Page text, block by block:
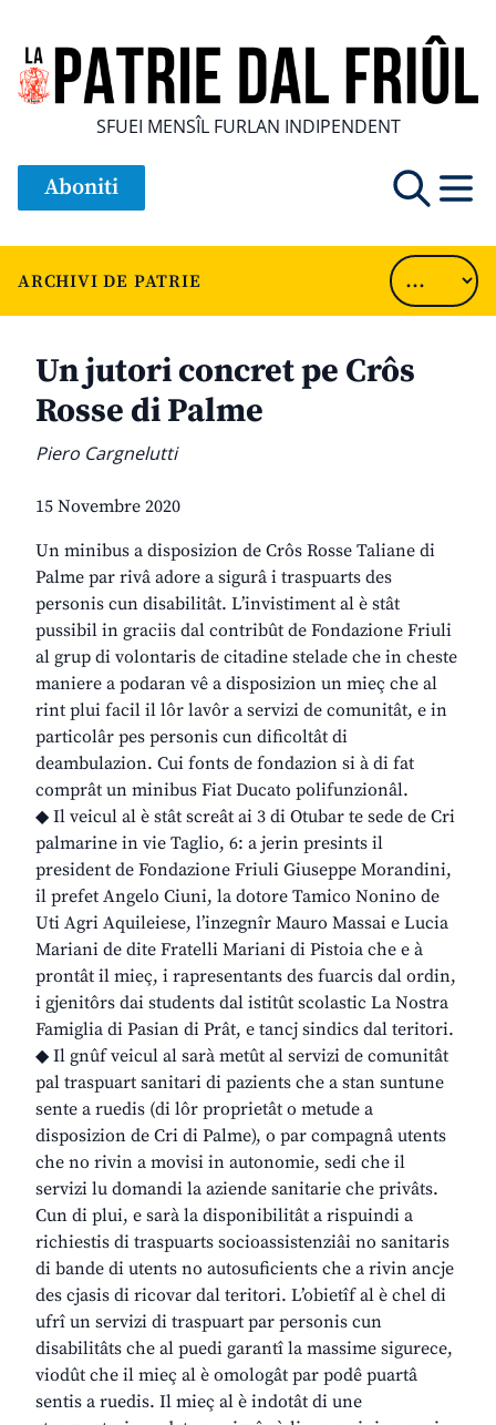
SFUEI MENSÎL FURLAN INDIPENDENT
Aboniti
ARCHIVI DE PATRIE
Un jutori concret pe Crôs
Rosse di Palme
Piero Cargnelutti
15 Novembre 2020
Un minibus a disposizion de Crôs Rosse Taliane di
Palme par rivâ adore a sigurâ i traspuarts des
personis cun disabilitât. L’invistiment al è stât
pussibil in graciis dal contribût de Fondazione Friuli
al grup di volontaris de citadine stelade che in cheste
maniere a podaran vê a disposizion un mieç che al
rint plui facil il lôr lavôr a servizi de comunitât, e in
particolâr pes personis cun dificoltât di
deambulazion. Cui fonts de fondazion si à di fat
comprât un minibus Fiat Ducato polifunzionâl.
◆ Il veicul al è stât screât ai 3 di Otubar te sede de Cri
palmarine in vie Taglio, 6: a jerin presints il
president de Fondazione Friuli Giuseppe Morandini,
il prefet Angelo Ciuni, la dotore Tamico Nonino de
Uti Agri Aquileiese, l’inzegnîr Mauro Massai e Lucia
Mariani de dite Fratelli Mariani di Pistoia che e à
prontât il mieç, i rapresentants des fuarcis dal ordin,
i gjenitôrs dai students dal istitût scolastic La Nostra
Famiglia di Pasian di Prât, e tancj sindics dal teritori.
◆ Il gnûf veicul al sarà metût al servizi de comunitât
pal traspuart sanitari di pazients che a stan suntune
sente a ruedis (di lôr proprietât o metude a
disposizion de Cri di Palme), o par compagnâ utents
che no rivin a movisi in autonomie, sedi che il
servizi lu domandi la aziende sanitarie che privâts.
Cun di plui, e sarà la disponibilitât a rispuindi a
richiestis di traspuarts socioassistenziâi no sanitaris
di bande di utents no autosuficients che a rivin ancje
des cjasis di ricovar dal teritori. L’obietîf al è chel di
ufrî un servizi di traspuart par personis cun
disabilitâts che al puedi garantî la massime sigurece,
viodût che il mieç al è omologât par podê puartâ
sentis a ruedis. Il mieç al è indotât di une